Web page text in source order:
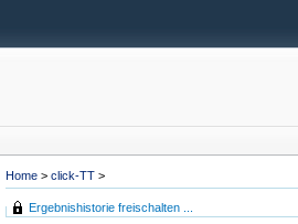
Home > click-TT >
Ergebnishistorie freischalten ...